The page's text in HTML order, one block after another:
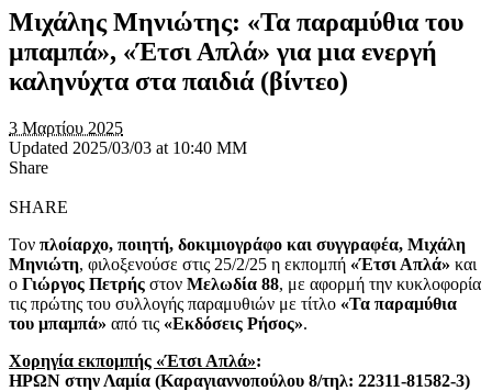
Μιχάλης Μηνιώτης: «Τα παραμύθια του
μπαμπά», «Έτσι Απλά» για μια ενεργή
καληνύχτα στα παιδιά (βίντεο)
3 Μαρτίου 2025
Updated 2025/03/03 at 10:40 ΜΜ
Share
SHARE
Τον πλοίαρχο, ποιητή, δοκιμιογράφο και συγγραφέα, Μιχάλη
Μηνιώτη, φιλοξενούσε στις 25/2/25 η εκπομπή «Έτσι Απλά» και
ο Γιώργος Πετρής στον Μελωδία 88, με αφορμή την κυκλοφορία
τις πρώτης του συλλογής παραμυθιών με τίτλο «Τα παραμύθια
του μπαμπά» από τις «Εκδόσεις Ρήσος».
Χορηγία εκπομπής «Έτσι Απλά»:
ΗΡΩΝ στην Λαμία (Καραγιαννοπούλου 8/τηλ: 22311-81582-3)